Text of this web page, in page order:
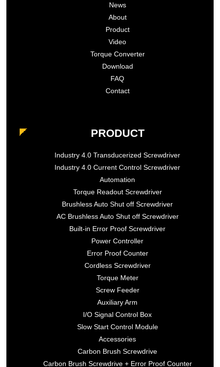
News
About
Product
Video
Torque Converter
Download
FAQ
Contact
PRODUCT
Industry 4.0 Transducerized Screwdriver
Industry 4.0 Current Control Screwdriver
Automation
Torque Readout Screwdriver
Brushless Auto Shut off Screwdriver
AC Brushless Auto Shut off Screwdriver
Built-in Error Proof Screwdriver
Power Controller
Error Proof Counter
Cordless Screwdriver
Torque Meter
Screw Feeder
Auxiliary Arm
I/O Signal Control Box
Slow Start Control Module
Accessories
Carbon Brush Screwdrive
Carbon Brush Screwdrive + Error Proof Counter